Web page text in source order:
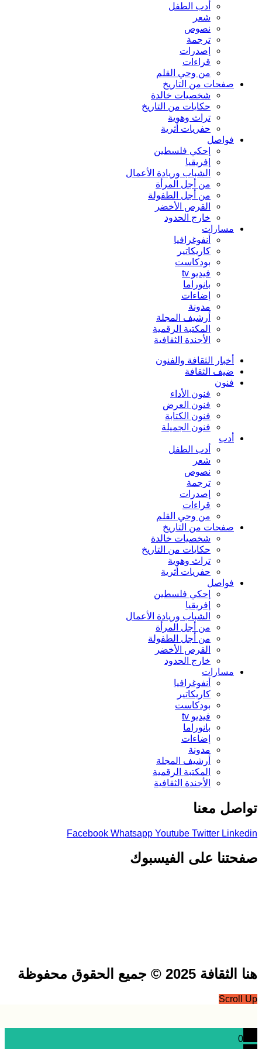
أدب الطفل
شعر
نصوص
ترجمة
إصدرات
قراءات
من وحي القلم
صفحات من التاريخ
شخصيات خالدة
حكايات من التاريخ
تراث وهوية
حفريات أثرية
فواصل
إحكي فلسطين
إفريقيا
الشباب وريادة الأعمال
من أجل المرأة
من أجل الطفولة
القرص الأخضر
خارج الحدود
مسارات
أنفوغرافيا
كاريكاتير
بودكاست
فيديو tv
بانوراما
إضاءات
مدونة
أرشيف المجلة
المكتبة الرقمية
الأجندة الثقافية
أخبار الثقافة والفنون
ضيف الثقافة
فنون
فنون الأداء
فنون العرض
فنون الكتابة
فنون الجميلة
أدب
أدب الطفل
شعر
نصوص
ترجمة
إصدرات
قراءات
من وحي القلم
صفحات من التاريخ
شخصيات خالدة
حكايات من التاريخ
تراث وهوية
حفريات أثرية
فواصل
إحكي فلسطين
إفريقيا
الشباب وريادة الأعمال
من أجل المرأة
من أجل الطفولة
القرص الأخضر
خارج الحدود
مسارات
أنفوغرافيا
كاريكاتير
بودكاست
فيديو tv
بانوراما
إضاءات
مدونة
أرشيف المجلة
المكتبة الرقمية
الأجندة الثقافية
معنا
Facebook Whatsapp Youtube Twitter
على الفيسبوك
2025 © جميع الحقوق محفوظة